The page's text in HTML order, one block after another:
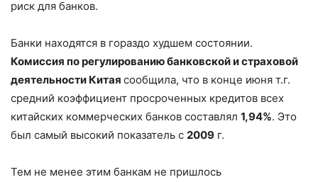
риск для банков.
Банки находятся в гораздо худшем состоянии.
Комиссия по регулированию банковской и страховой
деятельности Китая сообщила, что в конце июня т.г.
средний коэффициент просроченных кредитов всех
китайских коммерческих банков составлял 1,94%. Это
был самый высокий показатель с 2009 г.
Тем не менее этим банкам не пришлось